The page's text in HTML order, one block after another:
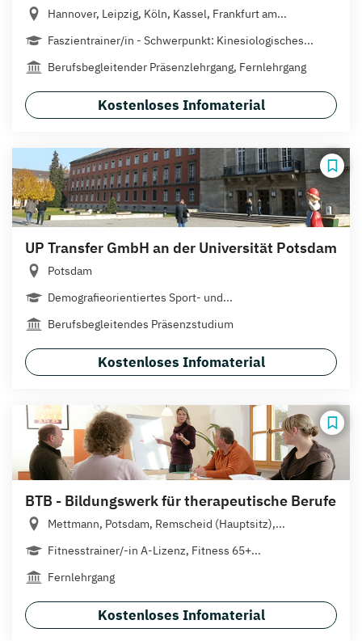
Hannover, Leipzig, Köln, Kassel, Frankfurt am...
Faszientrainer/in - Schwerpunkt: Kinesiologisches...
Berufsbegleitender Präsenzlehrgang, Fernlehrgang
Kostenloses Infomaterial
UP Transfer GmbH an der Universität Potsdam
Potsdam
Demografieorientiertes Sport- und...
Berufsbegleitendes Präsenzstudium
Kostenloses Infomaterial
BTB - Bildungswerk für therapeutische Berufe
Mettmann, Potsdam, Remscheid (Hauptsitz),...
Fitnesstrainer/-in A-Lizenz, Fitness 65+...
Fernlehrgang
Kostenloses Infomaterial